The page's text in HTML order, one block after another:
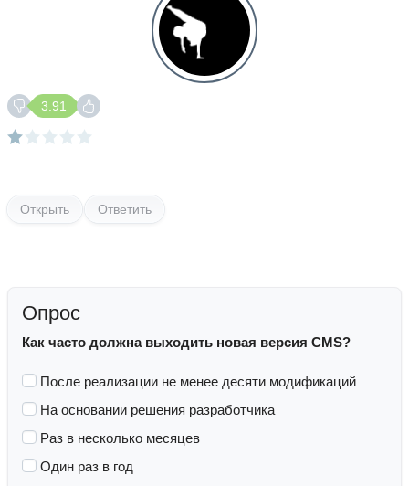
3.91
Открыть Ответить
Опрос
Как часто должна выходить новая версия CMS?
После реализации не менее десяти модификаций
На основании решения разработчика
Раз в несколько месяцев
Один раз в год